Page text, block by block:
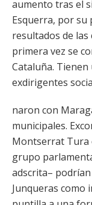
aumento tras el
Esquerra, por
resultados de
primera vez se
Cataluña. Tienen
exdirigentes
naron con
municipales.
Montserrat Tura
grupo
adscrita–
Junqueras como